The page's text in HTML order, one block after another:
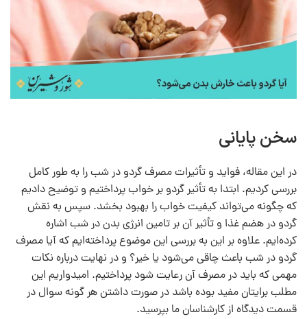
سخن پایانی
در این مقاله، فواید و تأثیرات مصرف گردو در شب را به طور کامل
بررسی کردیم. ابتدا به تأثیر گردو بر خواب پرداختیم و توضیح دادیم
که چگونه می‌تواند کیفیت خواب را بهبود بخشد. سپس به نقش
گردو در هضم غذا و تأثیر آن بر تامین انرژی بدن در شب اشاره
کرده‌ایم. علاوه بر این به بررسی این موضوع پرداخته‌ایم که آیا مصرف
گردو در شب باعث چاقی می‌شود یا خیر؟ و در نهایت درباره نکات
مهمی که باید در مصرف آن رعایت شود پرداختیم. امیدواریم این
مطلب برایتان مفید بوده باشد در صورت داشتن هر گونه سوال در
قسمت دیدگاه از کارشناسان ما بپرسید.